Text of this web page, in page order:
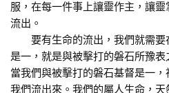
服，在每一件事上讓靈作主，讓
流出。
要有生命的流出，我們就需要
是一，就是與被擊打的磐石所豫表
當我們與被擊打的磐石基督是一
我們流出來。我們的屬人生命，